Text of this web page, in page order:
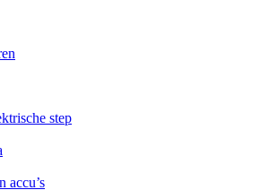
step
accu’s